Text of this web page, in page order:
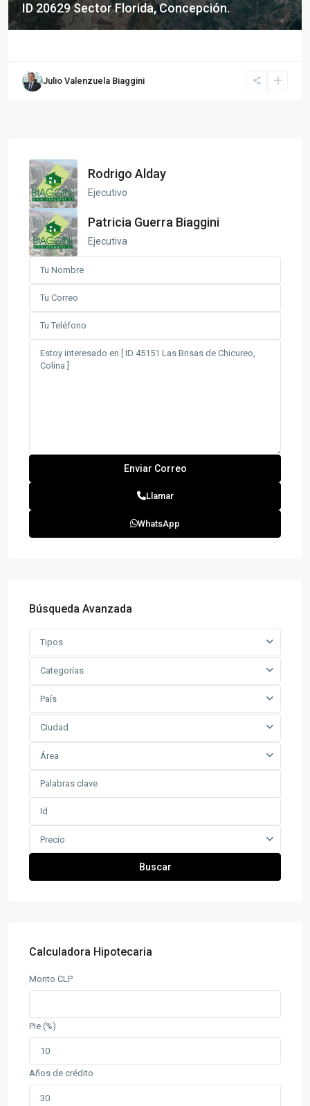
ID 20629 Sector Florida, Concepción.
Julio Valenzuela Biaggini
Rodrigo Alday
Ejecutivo
Patricia Guerra Biaggini
Ejecutiva
Llamar
WhatsApp
Búsqueda Avanzada
Tipos
Categorías
País
Ciudad
Área
Precio
Buscar
Calculadora Hipotecaria
Monto CLP
Pie (%)
Años de crédito